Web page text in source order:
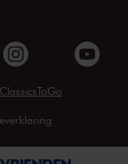
ClassicsToGo